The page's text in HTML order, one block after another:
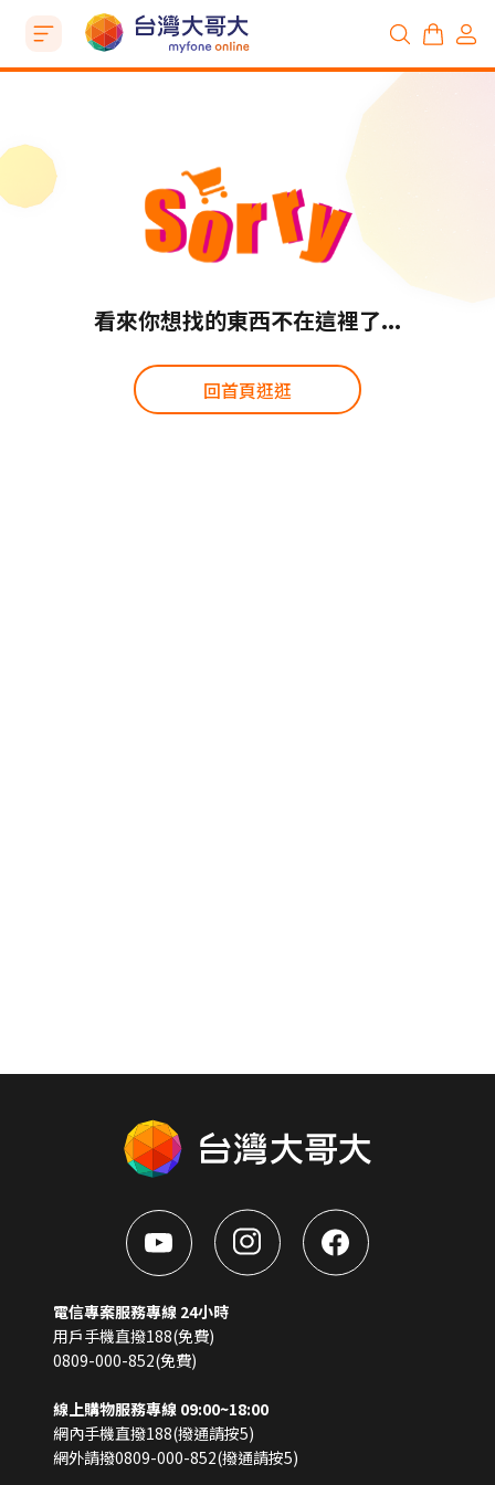
看來你想找的東西不在這裡了...
回首頁逛逛
電信專案服務專線 24小時
用戶手機直撥188(免費)
0809-000-852(免費)
線上購物服務專線 09:00~18:00
網內手機直撥188(撥通請按5)
網外請撥0809-000-852(撥通請按5)